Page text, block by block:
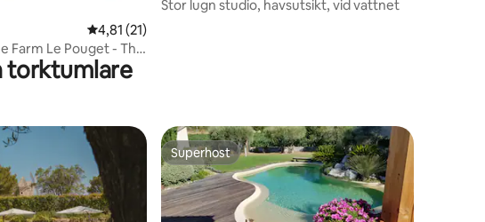
4,81 av 5 i genomsnittligt betyg, 21 omdömen
4,81 (21)
Farm Le Pouget - The
Stor lugn studio, havsutsikt, vid vattnet
torktumlare
Superhost
Superhost